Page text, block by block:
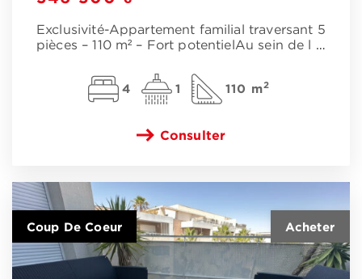
Exclusivité-Appartement familial traversant 5
pièces – 110 m² – Fort potentielAu sein de l …
4 1 110 m2
Consulter
Coup De Coeur